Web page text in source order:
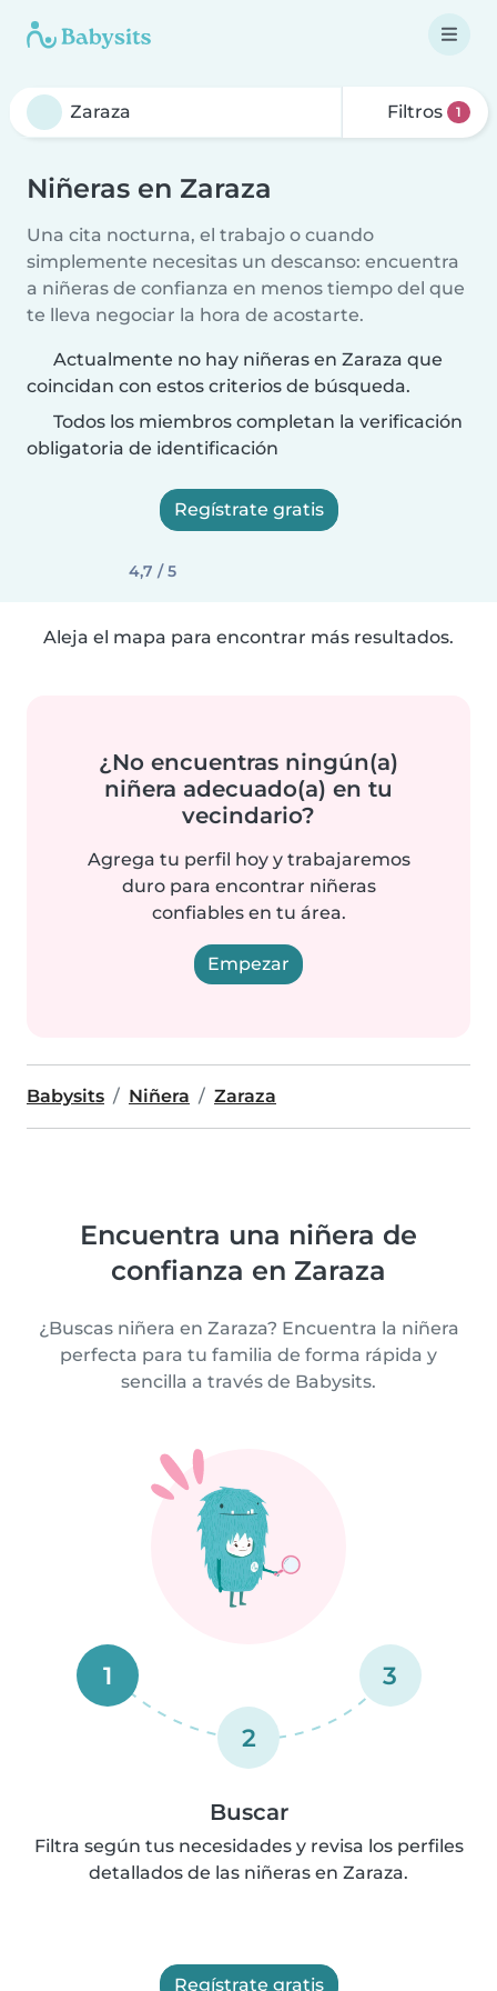
Filtros 1
Niñeras en Zaraza
Una cita nocturna, el trabajo o cuando
simplemente necesitas un descanso: encuentra
a niñeras de confianza en menos tiempo del que
te lleva negociar la hora de acostarte.
Actualmente no hay niñeras en Zaraza que
coincidan con estos criterios de búsqueda.
Todos los miembros completan la verificación
obligatoria de identificación
Regístrate gratis
4,7 / 5
Aleja el mapa para encontrar más resultados.
¿No encuentras ningún(a)
niñera adecuado(a) en tu
vecindario?
Agrega tu perfil hoy y trabajaremos
duro para encontrar niñeras
confiables en tu área.
Empezar
Babysits Niñera Zaraza
Encuentra una niñera de
confianza en Zaraza
¿Buscas niñera en Zaraza? Encuentra la niñera
perfecta para tu familia de forma rápida y
sencilla a través de Babysits.
1
2
3
Buscar
Filtra según tus necesidades y revisa los perfiles
detallados de las niñeras en Zaraza.
Regístrate gratis